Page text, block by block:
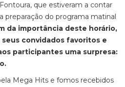
que estiveram a contar
preparação do programa matinal
da importância deste horário,
convidados favoritos e
participantes uma surpresa:
Mega Hits e fomos recebidos